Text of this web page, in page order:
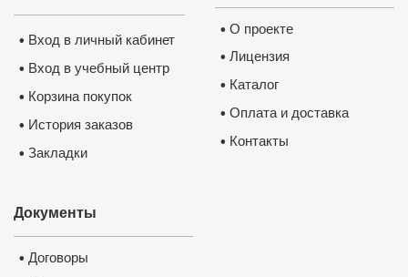
• О проекте
• Лицензия
• Каталог
• Оплата и доставка
• Контакты
• Вход в личный кабинет
• Вход в учебный центр
• Корзина покупок
• История заказов
• Закладки
Документы
• Договоры